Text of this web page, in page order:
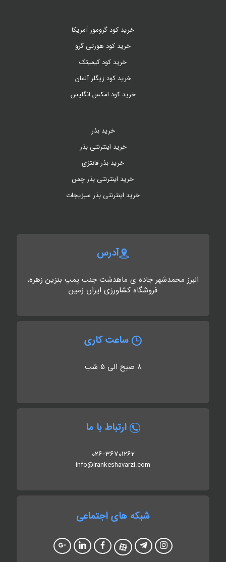
خرید کود گرومور آمریکا
خرید کود هورتی گرو
خرید کود کیمیتک
خرید کود زیگلر آلمان
خرید کود امکس انگلیس
خرید بذر
خرید اینترنتی بذر
خرید بذر فانتزی
خرید اینترنتی بذر چمن
خرید اینترنتی بذر سبزیجات
آدرس
البرز محمدشهر جاده ی ماهدشت جنب پمپ بنزین زهره،
فروشگاه کشاورزی ایران زمین
ساعت کاری
8 صبح الی 5 شب
ارتباط با ما
026-36701262
info@irankeshavarzi.com
شبکه های اجتماعی